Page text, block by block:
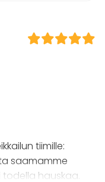
tiimille:
saamamme
hauskaa.